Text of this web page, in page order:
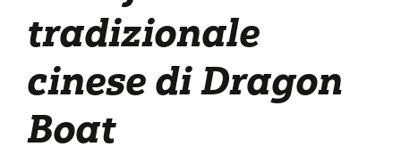
tradizionale
cinese di Dragon
Boat